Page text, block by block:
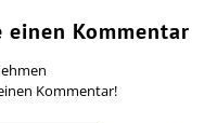
einen Kommentar
Kommentar!